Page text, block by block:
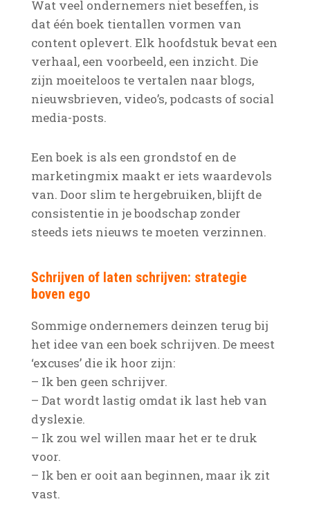
Wat veel ondernemers niet beseffen, is
dat één boek tientallen vormen van
content oplevert. Elk hoofdstuk bevat een
verhaal, een voorbeeld, een inzicht. Die
zijn moeiteloos te vertalen naar blogs,
nieuwsbrieven, video’s, podcasts of social
media-posts.
Een boek is als een grondstof en de
marketingmix maakt er iets waardevols
van. Door slim te hergebruiken, blijft de
consistentie in je boodschap zonder
steeds iets nieuws te moeten verzinnen.
Schrijven of laten schrijven: strategie
boven ego
Sommige ondernemers deinzen terug bij
het idee van een boek schrijven. De meest
‘excuses’ die ik hoor zijn:
– Ik ben geen schrijver.
– Dat wordt lastig omdat ik last heb van
dyslexie.
– Ik zou wel willen maar het er te druk
voor.
– Ik ben er ooit aan beginnen, maar ik zit
vast.